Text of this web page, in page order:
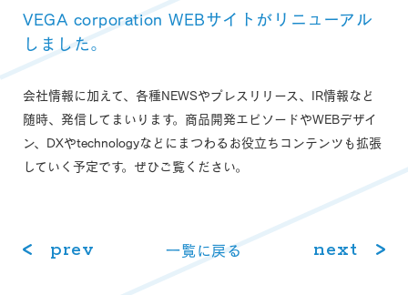
VEGA corporation WEBサイトがリニューアル
しました。
会社情報に加えて、各種NEWSやプレスリリース、IR情報など
随時、発信してまいります。商品開発エピソードやWEBデザイ
ン、DXやtechnologyなどにまつわるお役立ちコンテンツも拡張
していく予定です。ぜひご覧ください。
prev ⼀覧に戻る next